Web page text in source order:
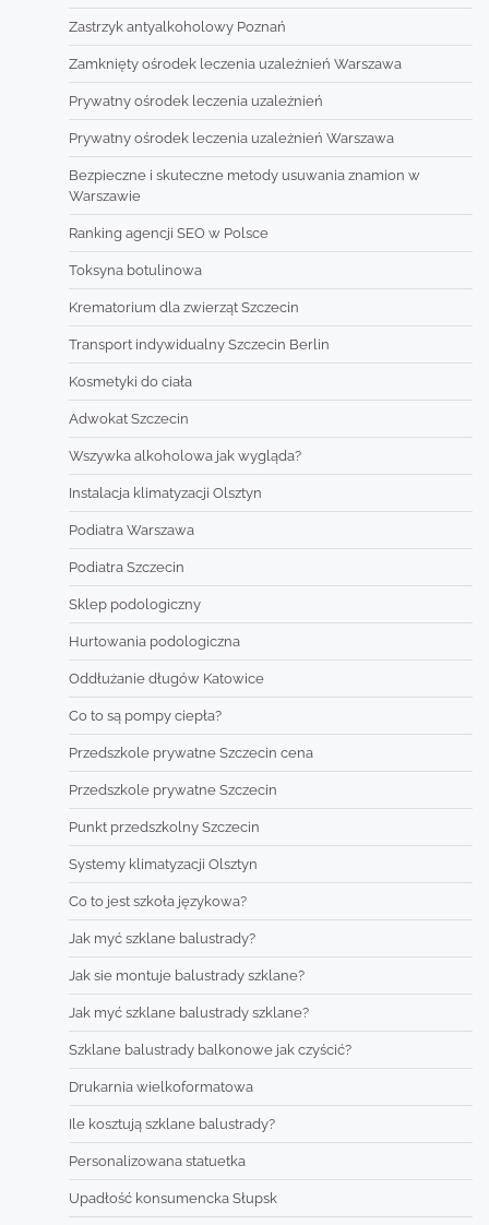
Zastrzyk antyalkoholowy Poznań
Zamknięty ośrodek leczenia uzależnień Warszawa
Prywatny ośrodek leczenia uzależnień
Prywatny ośrodek leczenia uzależnień Warszawa
Bezpieczne i skuteczne metody usuwania znamion w
Warszawie
Ranking agencji SEO w Polsce
Toksyna botulinowa
Krematorium dla zwierząt Szczecin
Transport indywidualny Szczecin Berlin
Kosmetyki do ciała
Adwokat Szczecin
Wszywka alkoholowa jak wygląda?
Instalacja klimatyzacji Olsztyn
Podiatra Warszawa
Podiatra Szczecin
Sklep podologiczny
Hurtowania podologiczna
Oddłużanie długów Katowice
Co to są pompy ciepła?
Przedszkole prywatne Szczecin cena
Przedszkole prywatne Szczecin
Punkt przedszkolny Szczecin
Systemy klimatyzacji Olsztyn
Co to jest szkoła językowa?
Jak myć szklane balustrady?
Jak sie montuje balustrady szklane?
Jak myć szklane balustrady szklane?
Szklane balustrady balkonowe jak czyścić?
Drukarnia wielkoformatowa
Ile kosztują szklane balustrady?
Personalizowana statuetka
Upadłość konsumencka Słupsk